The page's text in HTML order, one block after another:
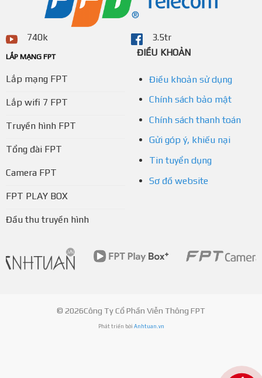
740k 3.5tr
LẮP MẠNG FPT
Lắp mạng FPT
Lắp wifi 7 FPT
Truyền hình FPT
Tổng đài FPT
Camera FPT
FPT PLAY BOX
Đầu thu truyền hình
ĐIỀU KHOẢN
Điều khoản sử dụng
Chính sách bảo mật
Chính sách thanh toán
Gửi góp ý, khiếu nại
Tin tuyển dụng
Sơ đồ website
© 2026Công Ty Cổ Phần Viễn Thông FPT
Phát triển bởi Anhtuan.vn